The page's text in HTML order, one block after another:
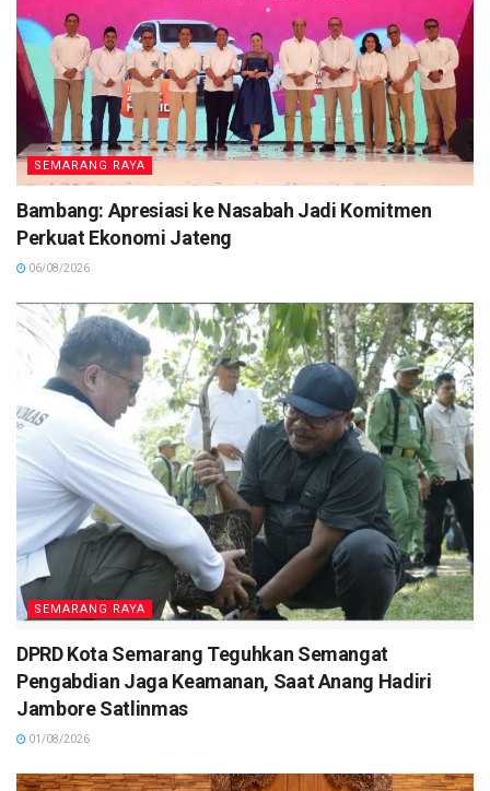
SEMARANG RAYA
Bambang: Apresiasi ke Nasabah Jadi Komitmen
Perkuat Ekonomi Jateng
06/08/2026
SEMARANG RAYA
DPRD Kota Semarang Teguhkan Semangat
Pengabdian Jaga Keamanan, Saat Anang Hadiri
Jambore Satlinmas
01/08/2026